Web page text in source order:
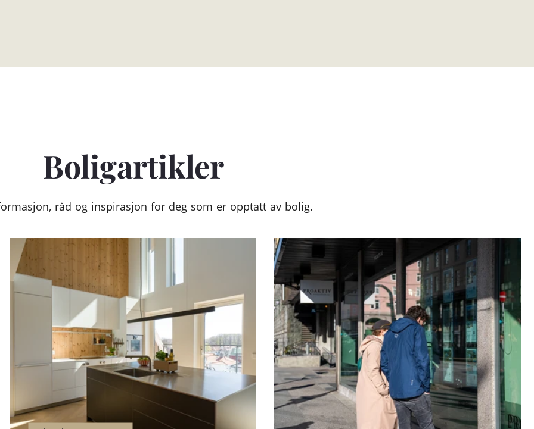
Boligartikler
råd og inspirasjon for deg som er opptatt av bolig.